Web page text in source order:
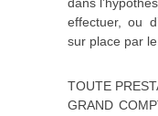
effectuer, ou
sur place par le
TOUTE
GRAND